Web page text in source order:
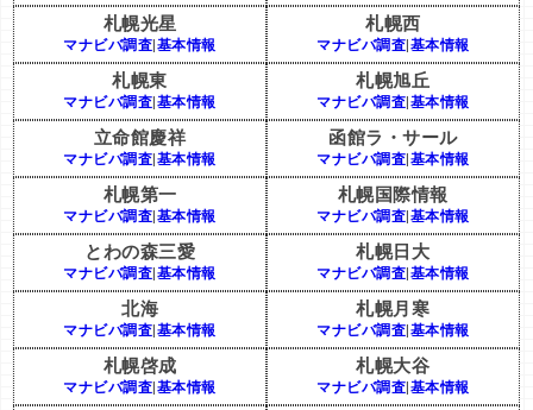
札幌光星
マナビバ調査|基本情報
札幌西
マナビバ調査|基本情報
札幌東
マナビバ調査|基本情報
札幌旭丘
マナビバ調査|基本情報
立命館慶祥
マナビバ調査|基本情報
函館ラ・サール
マナビバ調査|基本情報
札幌第一
マナビバ調査|基本情報
札幌国際情報
マナビバ調査|基本情報
とわの森三愛
マナビバ調査|基本情報
札幌日大
マナビバ調査|基本情報
北海
マナビバ調査|基本情報
札幌月寒
マナビバ調査|基本情報
札幌啓成
マナビバ調査|基本情報
札幌大谷
マナビバ調査|基本情報